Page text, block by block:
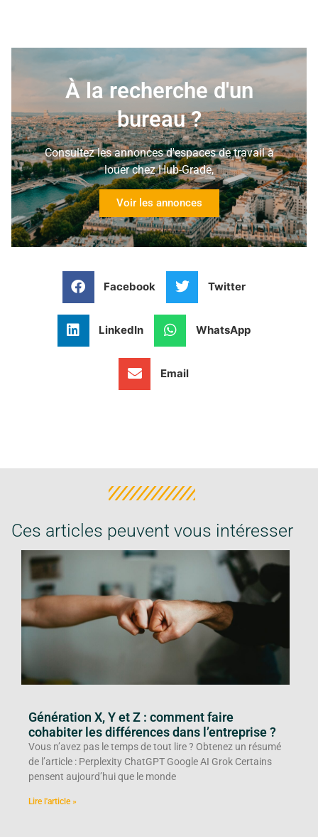
À la recherche d'un
bureau ?
Consultez les annonces d'espaces de travail à
louer chez Hub-Grade,
Voir les annonces
Facebook Twitter
LinkedIn WhatsApp
Email
Ces articles peuvent vous intéresser
Génération X, Y et Z : comment faire
cohabiter les différences dans l’entreprise ?
Vous n’avez pas le temps de tout lire ? Obtenez un résumé
de l’article : Perplexity ChatGPT Google AI Grok Certains
pensent aujourd’hui que le monde
Lire l'article »